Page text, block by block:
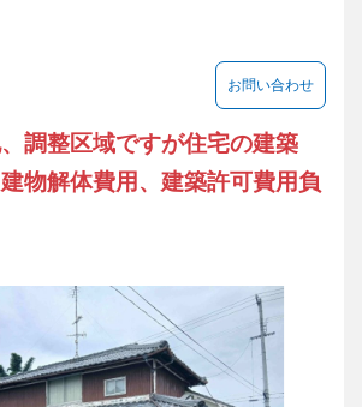
お問い合わせ
調整区域ですが住宅の建築
物解体費用、建築許可費用負